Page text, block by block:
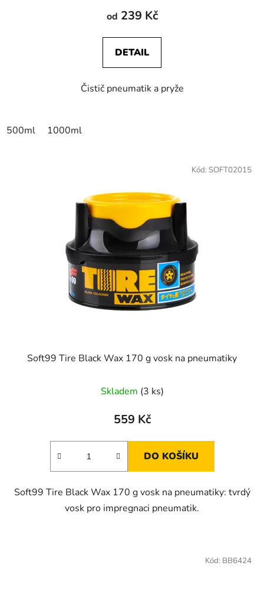
od 239 Kč
DETAIL
Čistič pneumatik a pryže
500ml 1000ml
Soft99 Tire Black Wax 170 g vosk na pneumatiky
Skladem (3 ks)
559 Kč
DO KOŠÍKU
Soft99 Tire Black Wax 170 g vosk na pneumatiky: tvrdý
vosk pro impregnaci pneumatik.
Kód: SOFT02015
Kód: BB6424